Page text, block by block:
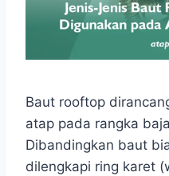
Baut rooftop
atap pada rangka
Dibandingkan baut
dilengkapi ring karet